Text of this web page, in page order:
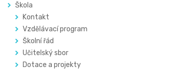
Škola
Kontakt
Vzdělávací program
Školní řád
Učitelský sbor
Dotace a projekty